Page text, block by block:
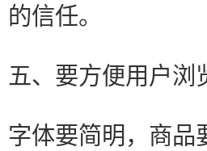
的信任。
五、要方便用户浏
字体要简明，商品